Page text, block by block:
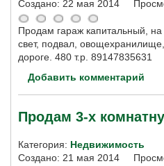
Создано: 22 мая 2014
Продам гараж капитальный, на
свет, подвал,
дороге. 480 т.р. 89147835631
Добавить комментарий
Продам 3-х
Категория: Недвижимость
Создано: 21 мая 2014